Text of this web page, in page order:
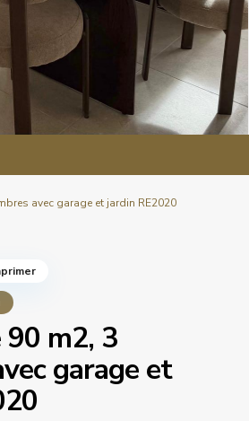
avec garage et jardin RE2020
m2, 3
garage et